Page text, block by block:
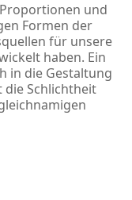
und
Formen der
für unsere
haben. Ein
in die Gestaltung
die Schlichtheit